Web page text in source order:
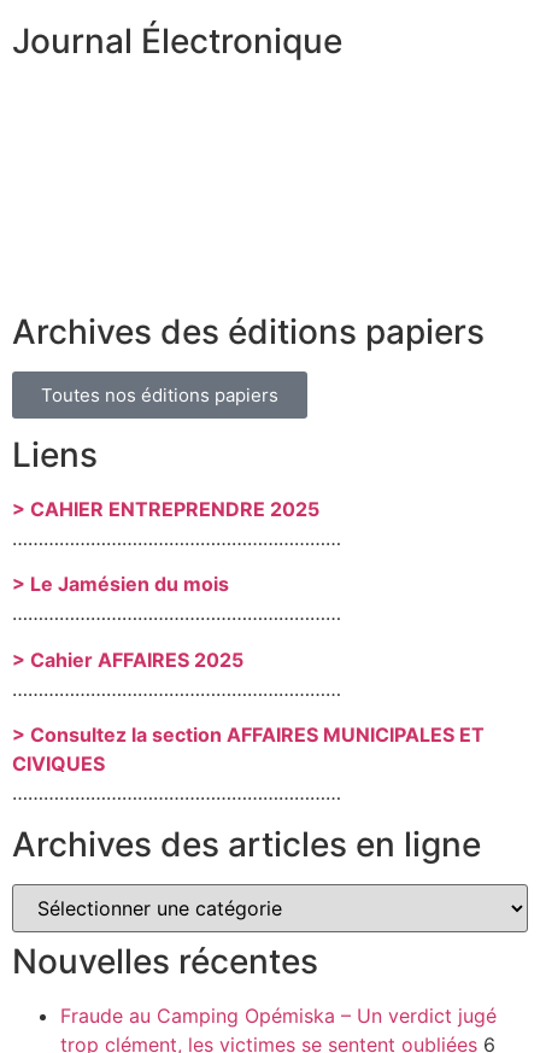
Journal Électronique
Archives des éditions papiers
Toutes nos éditions papiers
Liens
> CAHIER ENTREPRENDRE 2025
………………………………………………………
> Le Jamésien du mois
………………………………………………………
> Cahier AFFAIRES 2025
………………………………………………………
> Consultez la section AFFAIRES MUNICIPALES ET
CIVIQUES
………………………………………………………
Archives des articles en ligne
Nouvelles récentes
Fraude au Camping Opémiska – Un verdict jugé
trop clément, les victimes se sentent oubliées 6